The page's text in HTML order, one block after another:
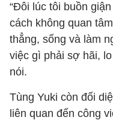
“Đôi lúc tôi buồn
cách không quan
thẳng, sống và làm
việc gì phải sợ hãi,
nói.
Tùng Yuki còn đối
liên quan đến công